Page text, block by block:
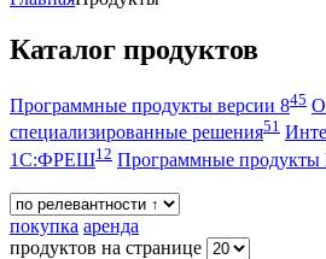
Каталог продуктов
Программные продукты версии 845
специализированные решения51
1С:ФРЕШ12 Программные
покупка аренда
продуктов на странице